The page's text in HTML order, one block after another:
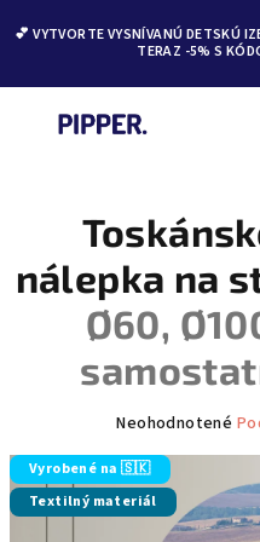
💕 VYTVORTE VYSNÍVANÚ DETSKÚ
TERAZ -5% S
nálepka na
Ø60,
produktu
je
0,0
Neohodnotené
Vyrobené na 🇸🇰
Textilný materiál